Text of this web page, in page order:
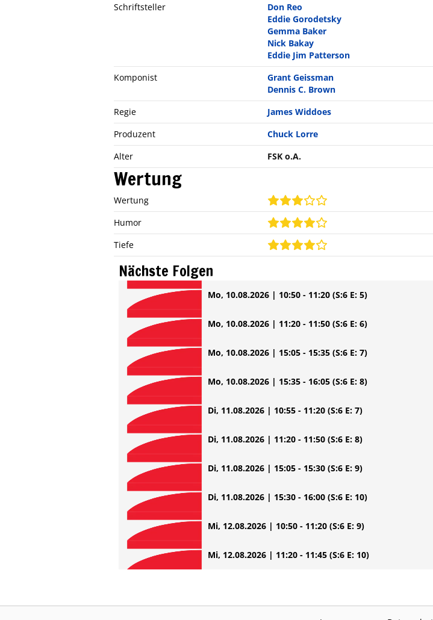
Schriftsteller
Don Reo
Eddie Gorodetsky
Gemma Baker
Nick Bakay
Eddie Jim Patterson
Komponist
Grant Geissman
Dennis C. Brown
Regie
James Widdoes
Produzent
Chuck Lorre
Alter
FSK o.A.
Wertung
Wertung
Humor
Tiefe
Nächste Folgen
Mo, 10.08.2026 | 10:50 - 11:20 (S:6 E: 5)
Mo, 10.08.2026 | 11:20 - 11:50 (S:6 E: 6)
Mo, 10.08.2026 | 15:05 - 15:35 (S:6 E: 7)
Mo, 10.08.2026 | 15:35 - 16:05 (S:6 E: 8)
Di, 11.08.2026 | 10:55 - 11:20 (S:6 E: 7)
Di, 11.08.2026 | 11:20 - 11:50 (S:6 E: 8)
Di, 11.08.2026 | 15:05 - 15:30 (S:6 E: 9)
Di, 11.08.2026 | 15:30 - 16:00 (S:6 E: 10)
Mi, 12.08.2026 | 10:50 - 11:20 (S:6 E: 9)
Mi, 12.08.2026 | 11:20 - 11:45 (S:6 E: 10)